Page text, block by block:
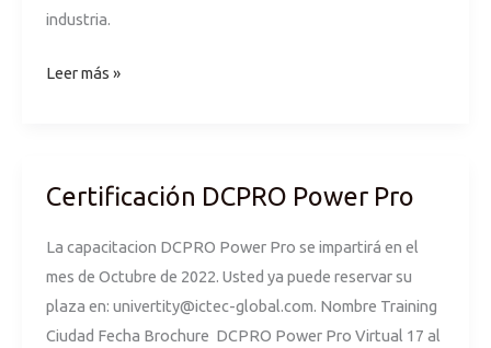
industria.
Leer más »
Certificación DCPRO Power Pro
La capacitacion DCPRO Power Pro se impartirá en el
mes de Octubre de 2022. Usted ya puede reservar su
plaza en: univertity@ictec-global.com. Nombre Training
Ciudad Fecha Brochure DCPRO Power Pro Virtual 17 al
Certificación
Power
Pro